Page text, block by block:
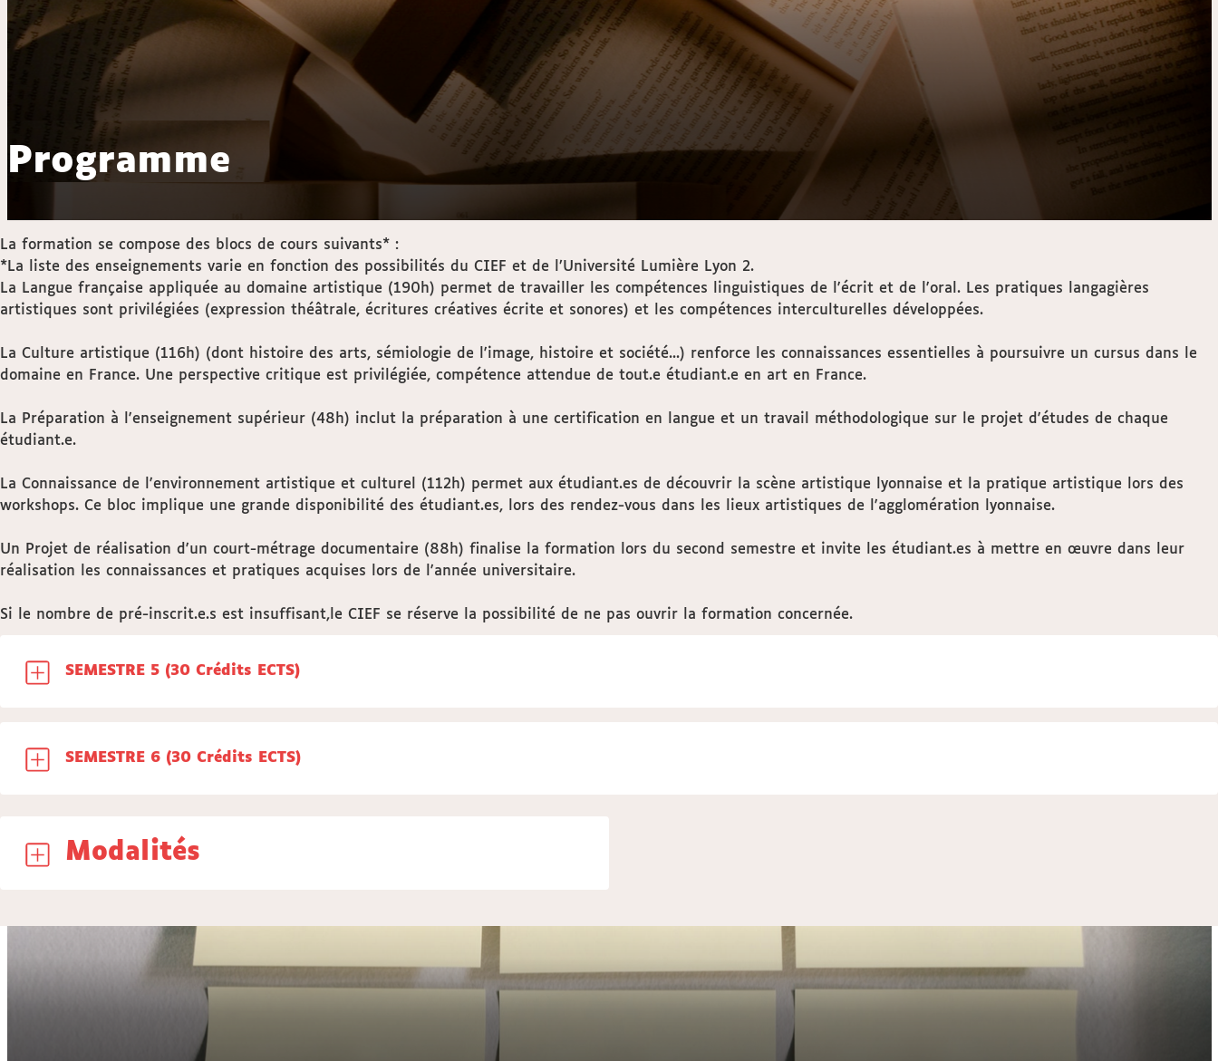
Programme
La formation se compose des blocs de cours suivants* :
*La liste des enseignements varie en fonction des possibilités du CIEF et de l’Université Lumière Lyon 2.
La Langue française appliquée au domaine artistique (190h) permet de travailler les compétences linguistiques de l'écrit et de l'oral. Les pratiques langagières
artistiques sont privilégiées (expression théâtrale, écritures créatives écrite et sonores) et les compétences interculturelles développées.
La Culture artistique (116h) (dont histoire des arts, sémiologie de l'image, histoire et société...) renforce les connaissances essentielles à poursuivre un cursus dans le
domaine en France. Une perspective critique est privilégiée, compétence attendue de tout.e étudiant.e en art en France.
La Préparation à l'enseignement supérieur (48h) inclut la préparation à une certification en langue et un travail méthodologique sur le projet d'études de chaque
étudiant.e.
La Connaissance de l'environnement artistique et culturel (112h) permet aux étudiant.es de découvrir la scène artistique lyonnaise et la pratique artistique lors des
workshops. Ce bloc implique une grande disponibilité des étudiant.es, lors des rendez-vous dans les lieux artistiques de l'agglomération lyonnaise.
Un Projet de réalisation d'un court-métrage documentaire (88h) finalise la formation lors du second semestre et invite les étudiant.es à mettre en œuvre dans leur
réalisation les connaissances et pratiques acquises lors de l'année universitaire.
Si le nombre de pré-inscrit.e.s est insuffisant,le CIEF se réserve la possibilité de ne pas ouvrir la formation concernée.
SEMESTRE 5 (30 Crédits ECTS)
SEMESTRE 6 (30 Crédits ECTS)
Modalités